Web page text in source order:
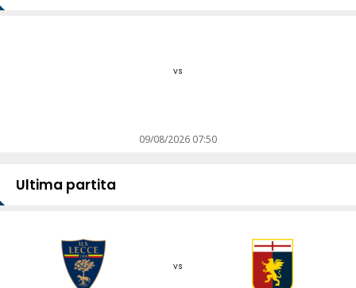
vs
09/08/2026 07:50
Ultima partita
vs